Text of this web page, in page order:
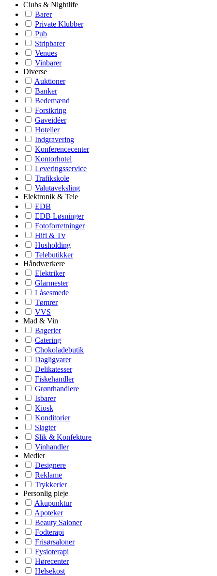
Clubs & Nightlife
Barer
Private Klubber
Pub
Stripbarer
Venues
Vinbarer
Diverse
Auktioner
Banker
Bedemænd
Forsikring
Gaveidéer
Hoteller
Indgravering
Konferencecenter
Kontorhotel
Leveringsservice
Trafikskole
Valutaveksling
Elektronik & Tele
EDB
EDB Løsninger
Fotoforretninger
Hifi & Tv
Husholding
Telebutikker
Håndværkere
Elektriker
Glarmester
Låsesmede
Tømrer
VVS
Mad & Vin
Bagerier
Catering
Chokoladebutik
Dagligvarer
Delikatesser
Fiskehandler
Grønthandlere
Isbarer
Kiosk
Konditorier
Slagter
Slik & Konfekture
Vinhandler
Medier
Designere
Reklame
Trykkerier
Personlig pleje
Akupunktur
Apoteker
Beauty Saloner
Fodterapi
Frisørsaloner
Fysioterapi
Hørecenter
Helsekost